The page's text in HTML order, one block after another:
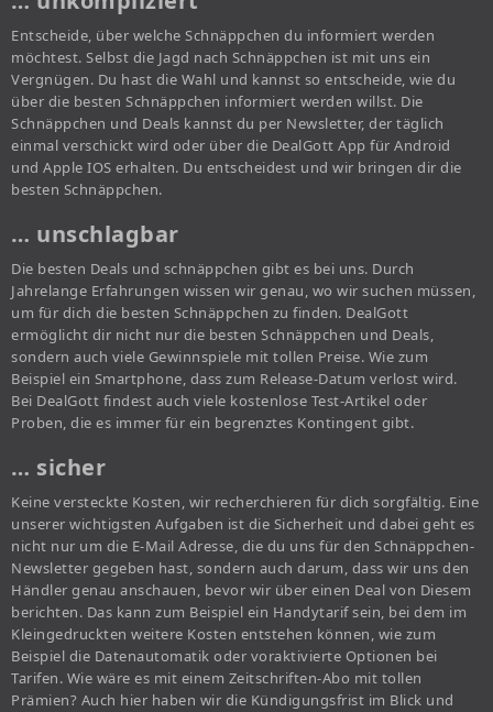
Entscheide, über welche Schnäppchen du informiert werden
möchtest. Selbst die Jagd nach Schnäppchen ist mit uns ein
Vergnügen. Du hast die Wahl und kannst so entscheide, wie du
über die besten Schnäppchen informiert werden willst. Die
Schnäppchen und Deals kannst du per Newsletter, der täglich
einmal verschickt wird oder über die DealGott App für Android
und Apple IOS erhalten. Du entscheidest und wir bringen dir die
besten Schnäppchen.
… unschlagbar
Die besten Deals und schnäppchen gibt es bei uns. Durch
Jahrelange Erfahrungen wissen wir genau, wo wir suchen müssen,
um für dich die besten Schnäppchen zu finden. DealGott
ermöglicht dir nicht nur die besten Schnäppchen und Deals,
sondern auch viele Gewinnspiele mit tollen Preise. Wie zum
Beispiel ein Smartphone, dass zum Release-Datum verlost wird.
Bei DealGott findest auch viele kostenlose Test-Artikel oder
Proben, die es immer für ein begrenztes Kontingent gibt.
… sicher
Keine versteckte Kosten, wir recherchieren für dich sorgfältig. Eine
unserer wichtigsten Aufgaben ist die Sicherheit und dabei geht es
nicht nur um die E-Mail Adresse, die du uns für den Schnäppchen-
Newsletter gegeben hast, sondern auch darum, dass wir uns den
Händler genau anschauen, bevor wir über einen Deal von Diesem
berichten. Das kann zum Beispiel ein Handytarif sein, bei dem im
Kleingedruckten weitere Kosten entstehen können, wie zum
Beispiel die Datenautomatik oder voraktivierte Optionen bei
Tarifen. Wie wäre es mit einem Zeitschriften-Abo mit tollen
Prämien? Auch hier haben wir die Kündigungsfrist im Blick und